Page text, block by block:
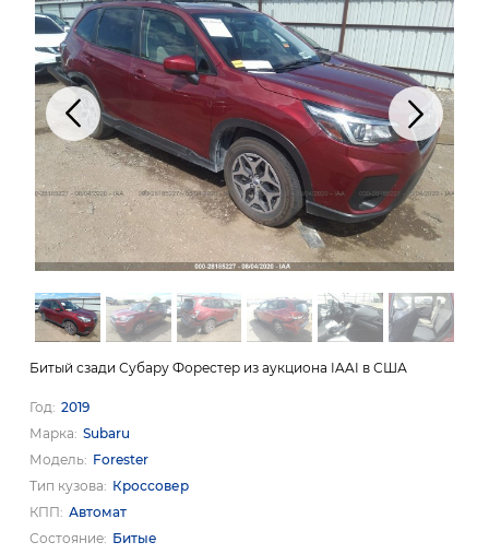
Битый сзади Субару Форестер из аукциона IAAI в США
Год 2019
Марка Subaru
Модель Forester
Тип кузова
Кроссовер
КПП Автомат
Состояние Битые